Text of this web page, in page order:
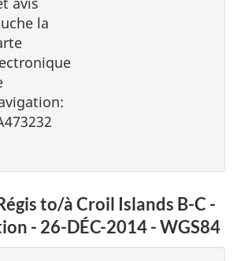
la
to/à Croil Islands B-C -
- 26-DÉC-2014 - WGS84